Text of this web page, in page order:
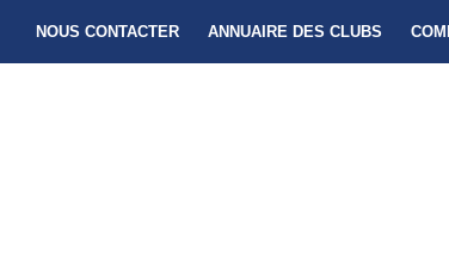
NOUS CONTACTER ANNUAIRE DES CLUBS